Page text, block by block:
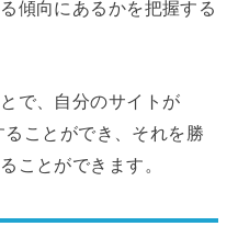
傾向にあるかを把握する
で、自分のサイトが
ことができ、それを勝
ことができます。